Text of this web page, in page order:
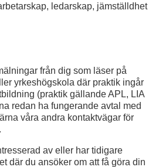
ledarskap, jämställdhet
från dig som läser på
yrkeshögskola där praktik ingår
(praktik gällande APL, LIA
redan ha fungerande avtal med
våra andra kontaktvägar för
av eller har tidigare
där du ansöker om att få göra din